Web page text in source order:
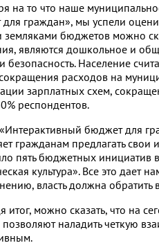
на то что наше
граждан», мы успели
бюджетов можно
являются дошкольное и
безопасность. Население
расходов на
зарплатных схем,
респондентов.
бюджет для
гражданам предлагать
пять бюджетных инициатив
культура». Все это дает
власть должна
итог, можно сказать, что на
наладить четкую